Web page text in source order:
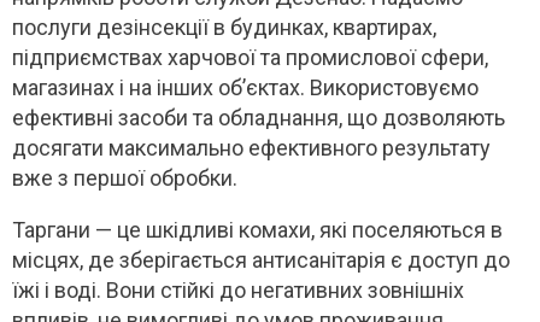
послуги дезінсекції в будинках, квартирах,
підприємствах харчової та промислової сфери,
магазинах і на інших об’єктах. Використовуємо
ефективні засоби та обладнання, що дозволяють
досягати максимально ефективного результату
вже з першої обробки.
Таргани — це шкідливі комахи, які поселяються в
місцях, де зберігається антисанітарія є доступ до
їжі і воді. Вони стійкі до негативних зовнішніх